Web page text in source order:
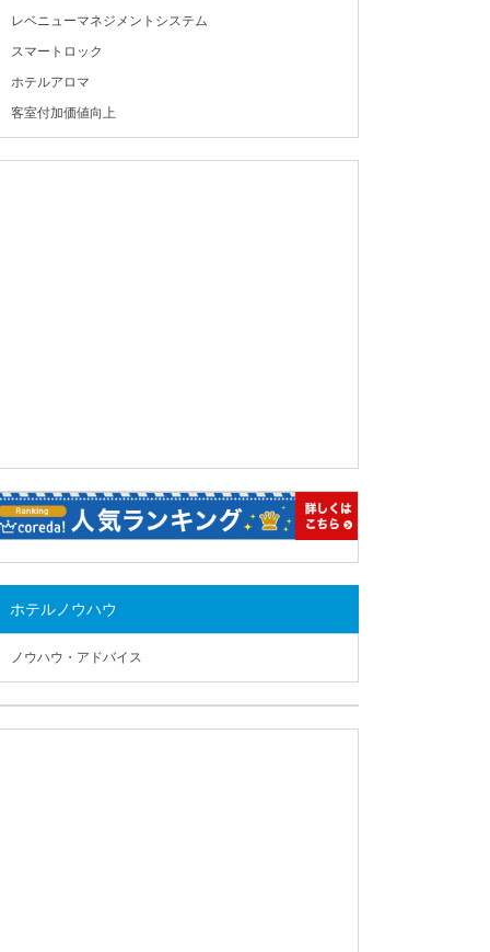
レベニューマネジメントシステム
スマートロック
ホテルアロマ
客室付加価値向上
ホテルノウハウ
ノウハウ・アドバイス